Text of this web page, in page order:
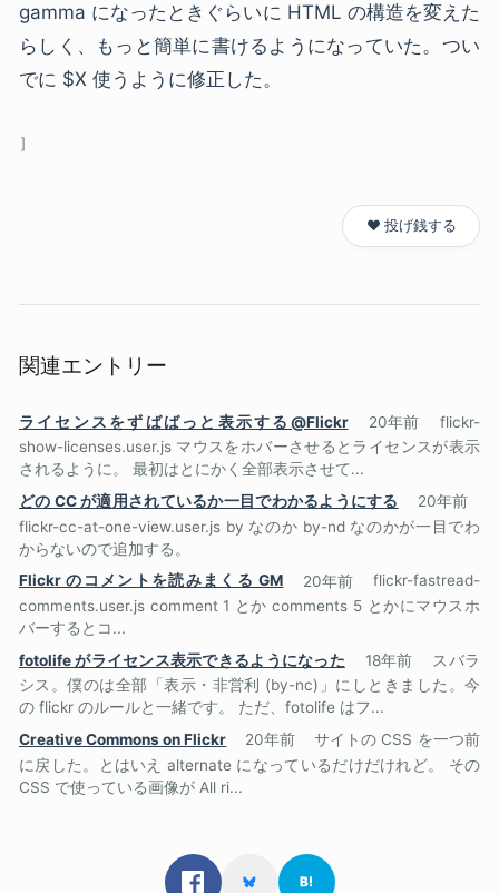
gamma になったときぐらいに HTML の構造を変えた
らしく、もっと簡単に書けるようになっていた。つい
でに $X 使うように修正した。
❤️ 投げ銭する
関連エントリー
ライセンスをずばばっと表示する@Flickr 20年前
flickr-
show-licenses.user.js マウスをホバーさせるとライセンスが表示
されるように。 最初はとにかく全部表示させて...
どの CC が適用されているか一目でわかるようにする
20年前
flickr-cc-at-one-view.user.js by なのか by-nd なのかが一目でわ
からないので追加する。
Flickr のコメントを読みまくる GM
20年前
flickr-fastread-
comments.user.js comment 1 とか comments 5 とかにマウスホ
バーするとコ...
fotolife がライセンス表示できるようになった
18年前
スバラ
シス。僕のは全部「表示・非営利 (by-nc)」にしときました。今
の flickr のルールと一緒です。 ただ、fotolife はフ...
Creative Commons on Flickr
20年前
サイトの CSS を一つ前
に戻した。とはいえ alternate になっているだけだけれど。 その
CSS で使っている画像が All ri...